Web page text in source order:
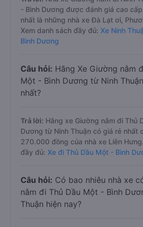
- Bình Dương được đánh giá cao
nhất là những nhà xe Đà Lạt ơi,
Xem danh sách đầy đủ: Xe Ninh
Bình Dương
Câu hỏi: Hãng Xe Giường nằm
Một - Bình Dương từ Ninh
nhất?
Trả lời: Hãng xe Giường nằm đi Thủ
Dương từ Ninh Thuận có giá rẻ nhất
270.000 đồng của nhà xe Liên
đầy đủ: Xe đi Thủ Dầu Một - Bình
Câu hỏi: Có bao nhiêu nhà xe
nằm đi Thủ Dầu Một - Bình
Thuận hiện nay?